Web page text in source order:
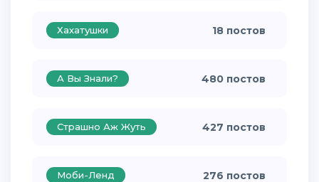
Хахатушки 18 постов
А Вы Знали? 480 постов
Страшно Аж Жуть 427 постов
Моби-Ленд 276 постов